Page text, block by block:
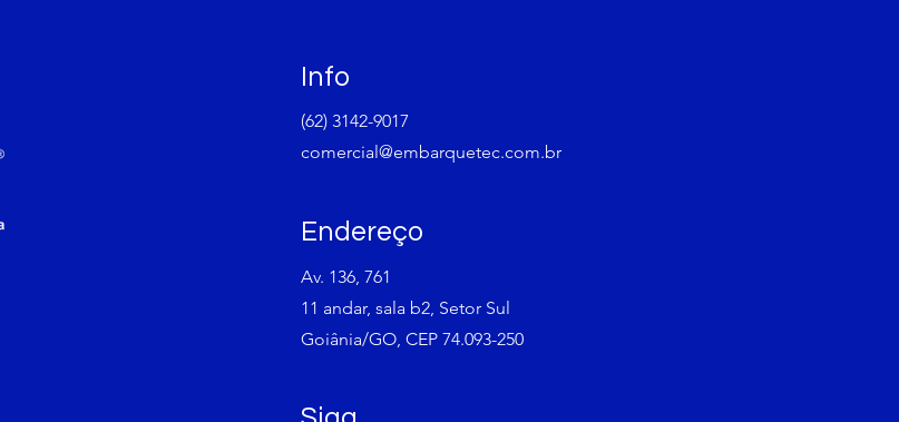
Info
(62) 3142-9017
comercial@embarquetec.com.br
Endereço
Av. 136, 761
11 andar, sala b2, Setor Sul
Goiânia/GO, CEP 74.093-250